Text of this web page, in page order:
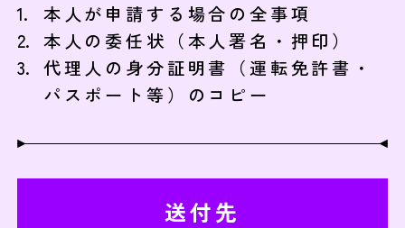
本人が申請する場合の全事項
本人の委任状（本人署名・押印）
代理人の身分証明書（運転免許書・
パスポート等）のコピー
送付先